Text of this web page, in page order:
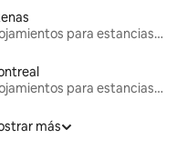
Alojamientos para estancias largas
Alojamientos para estancias largas
más